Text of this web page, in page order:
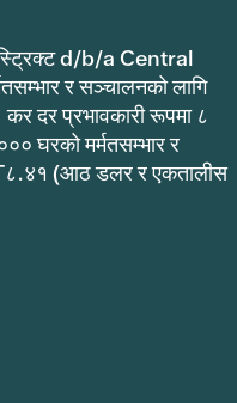
d/b/a Central
र सञ्चालनको लागि
दर प्रभावकारी रूपमा ८
घरको मर्मतसम्भार र
(आठ डलर र एकतालीस